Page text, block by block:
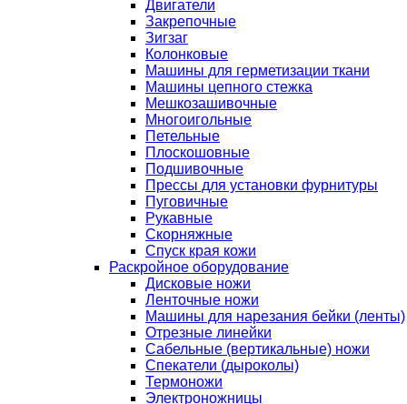
Двигатели
Закрепочные
Зигзаг
Колонковые
Машины для герметизации ткани
Машины цепного стежка
Мешкозашивочные
Многоигольные
Петельные
Плоскошовные
Подшивочные
Прессы для установки фурнитуры
Пуговичные
Рукавные
Скорняжные
Спуск края кожи
Раскройное оборудование
Дисковые ножи
Ленточные ножи
Машины для нарезания бейки (ленты)
Отрезные линейки
Сабельные (вертикальные) ножи
Спекатели (дыроколы)
Термоножи
Электроножницы